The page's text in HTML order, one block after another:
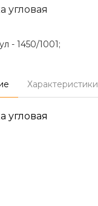
угловая
- 1450/1001;
Характеристики
угловая